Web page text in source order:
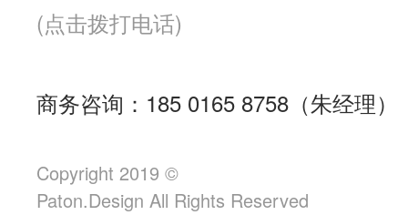
(点击拨打电话)
商务咨询：185 0165 8758（朱经理）
Copyright 2019 ©
Paton.Design All Rights Reserved